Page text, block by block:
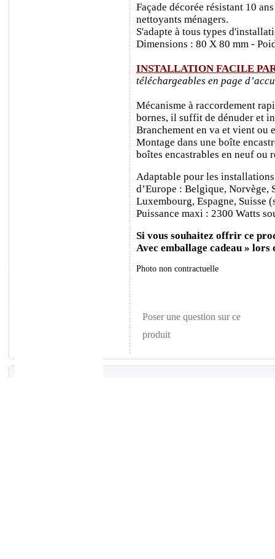
Façade décorée résistant 10
nettoyants ménagers.
S'adapte à tous types
Dimensions : 80 X 80 mm -
INSTALLATION FACILE
téléchargeables en page
Mécanisme à raccordement
bornes, il suffit de dénuder et
Branchement en va et vient ou
Montage dans une boîte
boîtes encastrables en neuf ou
Adaptable pour les
d’Europe : Belgique, Norvège,
Luxembourg, Espagne, Suisse
Puissance maxi : 2300 Watts
Si vous souhaitez offrir ce
Avec emballage cadeau » lors
Photo non contractuelle
Poser une question sur ce
produit